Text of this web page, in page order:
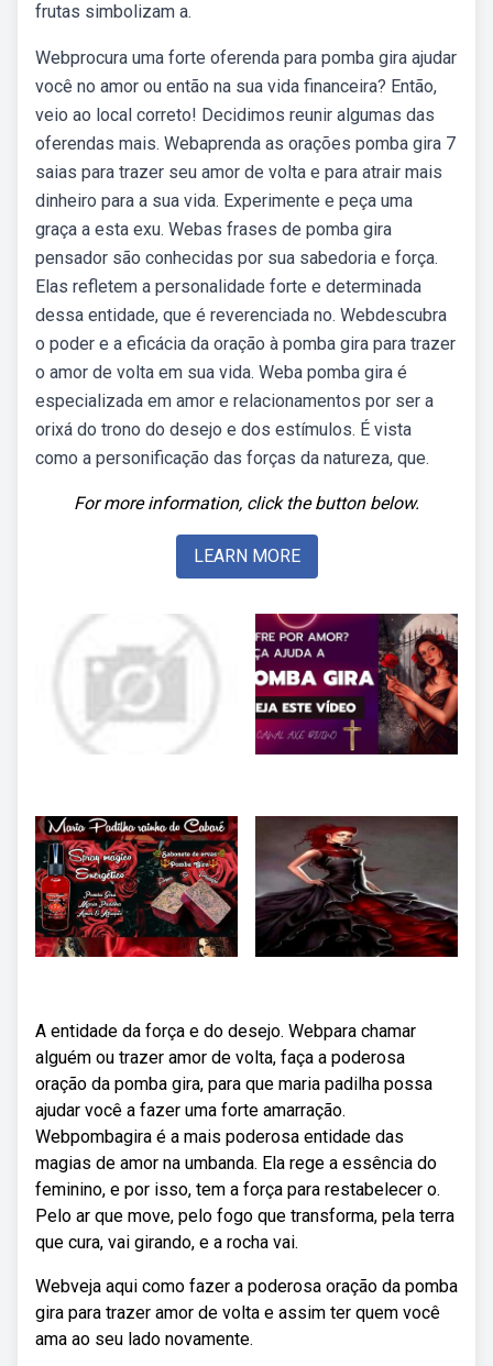
frutas simbolizam a.
Webprocura uma forte oferenda para pomba gira ajudar
você no amor ou então na sua vida financeira? Então,
veio ao local correto! Decidimos reunir algumas das
oferendas mais. Webaprenda as orações pomba gira 7
saias para trazer seu amor de volta e para atrair mais
dinheiro para a sua vida. Experimente e peça uma
graça a esta exu. Webas frases de pomba gira
pensador são conhecidas por sua sabedoria e força.
Elas refletem a personalidade forte e determinada
dessa entidade, que é reverenciada no. Webdescubra
o poder e a eficácia da oração à pomba gira para trazer
o amor de volta em sua vida. Weba pomba gira é
especializada em amor e relacionamentos por ser a
orixá do trono do desejo e dos estímulos. É vista
como a personificação das forças da natureza, que.
For more information, click the button below.
LEARN MORE
A entidade da força e do desejo. Webpara chamar
alguém ou trazer amor de volta, faça a poderosa
oração da pomba gira, para que maria padilha possa
ajudar você a fazer uma forte amarração.
Webpombagira é a mais poderosa entidade das
magias de amor na umbanda. Ela rege a essência do
feminino, e por isso, tem a força para restabelecer o.
Pelo ar que move, pelo fogo que transforma, pela terra
que cura, vai girando, e a rocha vai.
Webveja aqui como fazer a poderosa oração da pomba
gira para trazer amor de volta e assim ter quem você
ama ao seu lado novamente.